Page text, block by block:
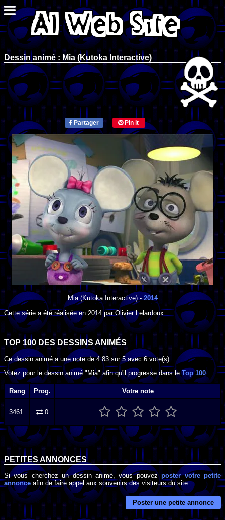
Dessin animé : Mia (Kutoka Interactive)
Partager Pin it
Mia(Kutoka Interactive) -2014
Cette série a été réalisée en 2014par Olivier Lelardoux
TOP 100 DES DESSINS ANIMÉS
Ce dessin animé a une note de4.83 sur5 avec6vote(s).
Votez pour le dessin animé "Mia" afin qu'il progresse dans leTop 100:
Rang Prog. Votre note
3461. 0
PETITES ANNONCES
Si vous cherchez un dessin animé, vous pouvez poster votre petite
annonce afin de faire appel aux souvenirs des visiteurs du site.
Poster une petite annonce